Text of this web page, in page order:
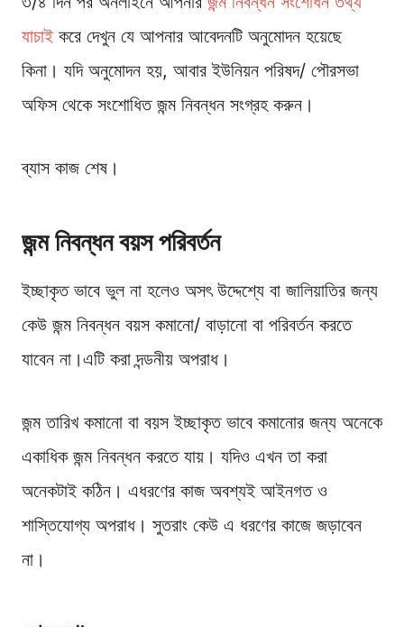
যাচাই করে দেখুন যে আপনার আবেদনটি অনুমোদন হয়েছে
কিনা। যদি অনুমোদন হয়, আবার ইউনিয়ন পরিষদ/ পৌরসভা
অফিস থেকে সংশোধিত জন্ম নিবন্ধন সংগ্রহ করুন।
ব্যাস কাজ শেষ।
জন্ম নিবন্ধন বয়স পরিবর্তন
ইচ্ছাকৃত ভাবে ভুল না হলেও অসৎ উদ্দেশ্যে বা জালিয়াতির জন্য
কেউ জন্ম নিবন্ধন বয়স কমানো/ বাড়ানো বা পরিবর্তন করতে
যাবেন না।এটি করা দন্ডনীয় অপরাধ।
জন্ম তারিখ কমানো বা বয়স ইচ্ছাকৃত ভাবে কমানোর জন্য অনেকে
একাধিক জন্ম নিবন্ধন করতে যায়। যদিও এখন তা করা
অনেকটাই কঠিন। এধরণের কাজ অবশ্যই আইনগত ও
শাস্তিযোগ্য অপরাধ। সুতরাং কেউ এ ধরণের কাজে জড়াবেন
না।